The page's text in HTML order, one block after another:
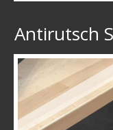
Antirutsch